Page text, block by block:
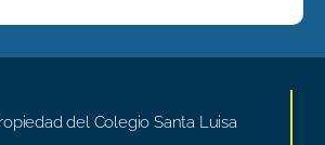
del Colegio Santa Luisa